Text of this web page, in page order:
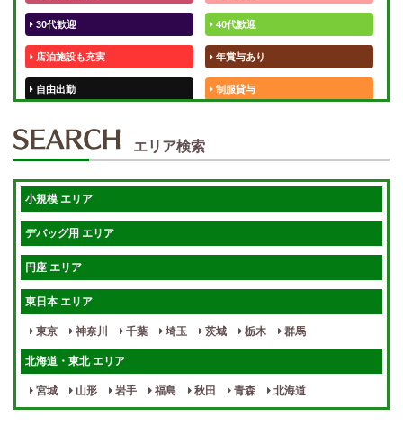
30代歓迎 40代歓迎
店泊施設も充実 年賞与あり
自由出勤 制服貸与
短期OK 入店祝金あり
週1～OK 健全店で安心！
宿泊相談可 保証制度完備
指名料100％バック！ 寮完備
女性スタッフがいる！ 終電後店泊OK
週１～OK 自宅待機OK
エリア検索
小規模 エリア
デバッグ用 エリア
円座 エリア
東日本 エリア
東京 神奈川 千葉 埼玉 茨城 栃木 群馬
北海道・東北 エリア
宮城 山形 岩手 福島 秋田 青森 北海道